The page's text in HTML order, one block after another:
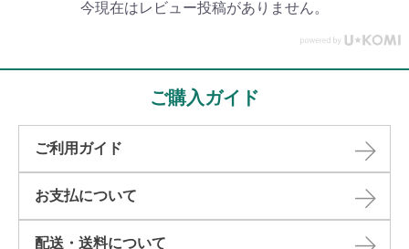
今現在はレビュー投稿がありません。
ご購入ガイド
ご利用ガイド
お支払について
配送・送料について